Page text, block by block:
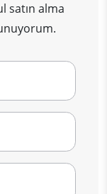
satın alma